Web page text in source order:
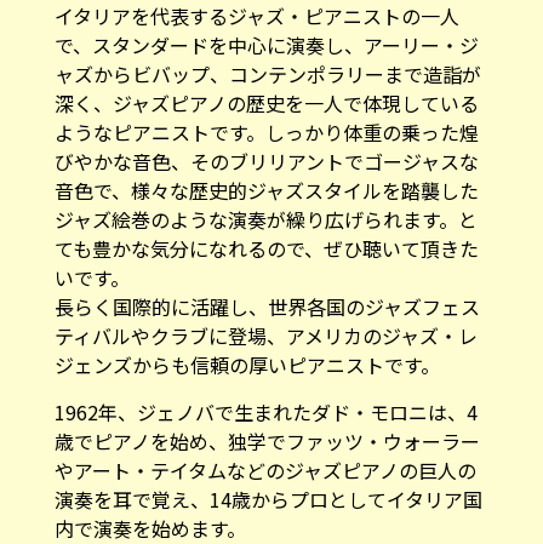
イタリアを代表するジャズ・ピアニストの一人
で、スタンダードを中心に演奏し、アーリー・ジ
ャズからビバップ、コンテンポラリーまで造詣が
深く、ジャズピアノの歴史を一人で体現している
ようなピアニストです。しっかり体重の乗った煌
びやかな音色、そのブリリアントでゴージャスな
音色で、様々な歴史的ジャズスタイルを踏襲した
ジャズ絵巻のような演奏が繰り広げられます。と
ても豊かな気分になれるので、ぜひ聴いて頂きた
いです。
長らく国際的に活躍し、世界各国のジャズフェス
ティバルやクラブに登場、アメリカのジャズ・レ
ジェンズからも信頼の厚いピアニストです。
1962年、ジェノバで生まれたダド・モロニは、4
歳でピアノを始め、独学でファッツ・ウォーラー
やアート・テイタムなどのジャズピアノの巨人の
演奏を耳で覚え、14歳からプロとしてイタリア国
内で演奏を始めます。